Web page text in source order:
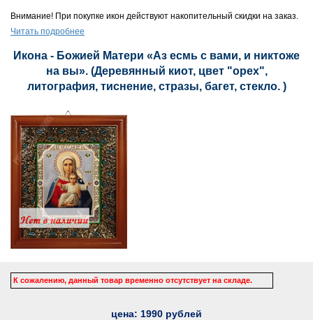
Внимание! При покупке икон действуют накопительный скидки на заказ.
Читать подробнее
Икона - Божией Матери «Аз есмь с вами, и никтоже
на вы». (Деревянный киот, цвет "орех",
литография, тиснение, стразы, багет, стекло. )
К сожалению, данный товар временно отсутствует на складе.
цена: 1990 рублей